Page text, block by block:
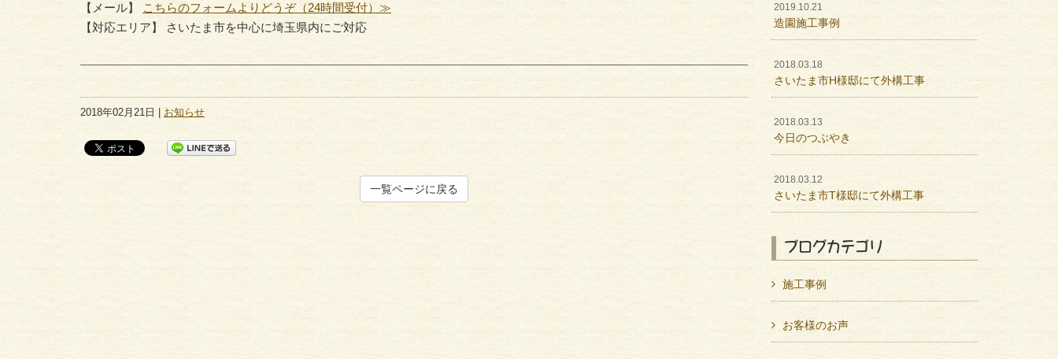
【メール】
こちらのフォームよりどうぞ（24時間受付）≫
【対応エリア】 さいたま市を中心に埼玉県内にご対応
2018年02月21日 | お知らせ
一覧ページに戻る
2019.10.21
造園施工事例
2018.03.18
さいたま市H様邸にて外構工事
2018.03.13
今日のつぶやき
2018.03.12
さいたま市T様邸にて外構工事
ブログカテゴリ
施工事例
お客様のお声